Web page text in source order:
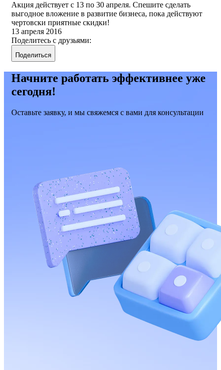
Акция действует с 13 по 30 апреля. Спешите сделать
выгодное вложение в развитие бизнеса, пока действуют
чертовски приятные скидки!
13 апреля 2016
Поделитесь с друзьями:
Поделиться
Начните работать эффективнее уже
сегодня!
Оставьте заявку, и мы свяжемся с вами для консультации